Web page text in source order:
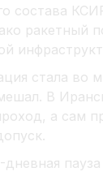
состава
ракетный
стала во
В
а сам
дневная